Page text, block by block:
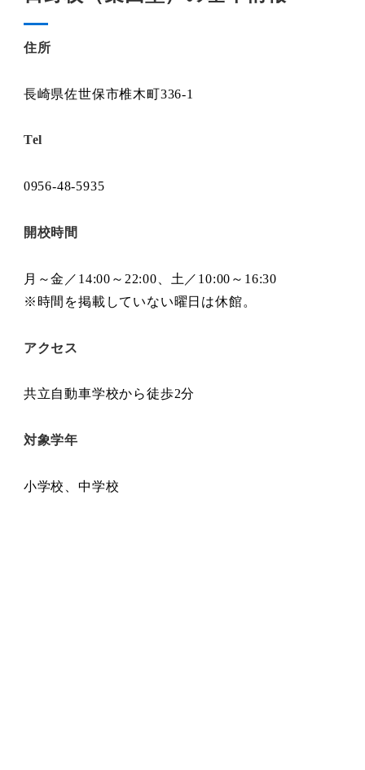
住所
長崎県佐世保市椎木町336-1
Tel
0956-48-5935
開校時間
月～金／14:00～22:00、土／10:00～16:30
※時間を掲載していない曜日は休館。
アクセス
共立自動車学校から徒歩2分
対象学年
小学校、中学校